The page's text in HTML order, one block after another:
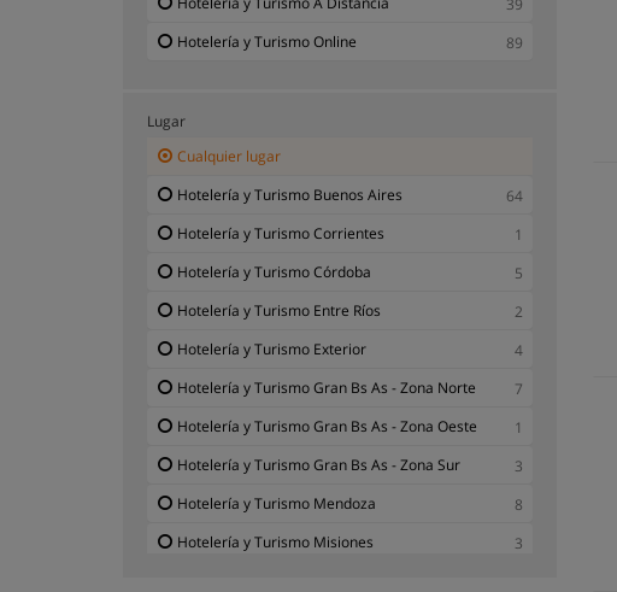
39
Hotelería y Turismo Online
89
Lugar
Cualquier lugar
Hotelería y Turismo Buenos Aires
64
Hotelería y Turismo Corrientes
1
Hotelería y Turismo Córdoba
5
Hotelería y Turismo Entre Ríos
2
Hotelería y Turismo Exterior
4
Hotelería y Turismo Gran Bs As - Zona Norte
7
Hotelería y Turismo Gran Bs As - Zona Oeste
1
Hotelería y Turismo Gran Bs As - Zona Sur
3
Hotelería y Turismo Mendoza
8
Hotelería y Turismo Misiones
3